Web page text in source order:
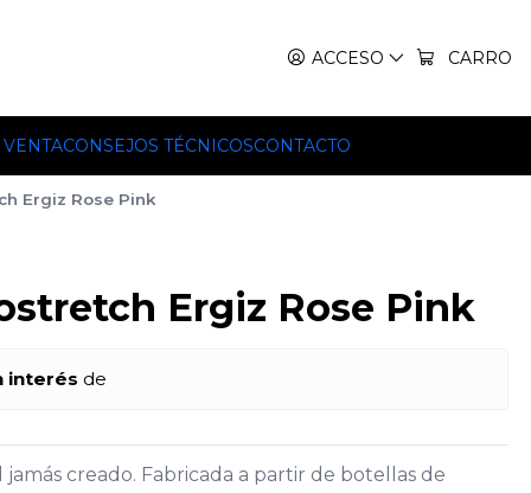
ACCESO CARRO
CONSEJOS TÉCNICOSCONTACTO
Ergiz Rose Pink
Ergiz Rose Pink
interés de
jamás creado. Fabricada a partir de botellas de